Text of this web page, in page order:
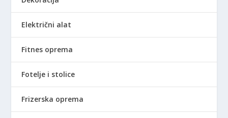
:
.
9
,
0
0
S
Električni alat
Fitnes oprema
Fotelje i stolice
Frizerska oprema